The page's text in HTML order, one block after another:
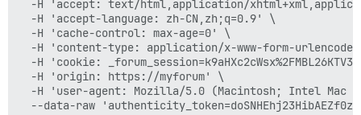
-H 'accept: text/html,application/
  -H 'accept-language: zh-CN,zh;q=0.9' \
  -H 'cache-control: max-age=0' \
-H 'content-type: application/x-www-form-
-H 'cookie:
  -H 'origin: https://myforum' \
-H 'user-agent: Mozilla/5.0 (Macintosh; Intel Mac